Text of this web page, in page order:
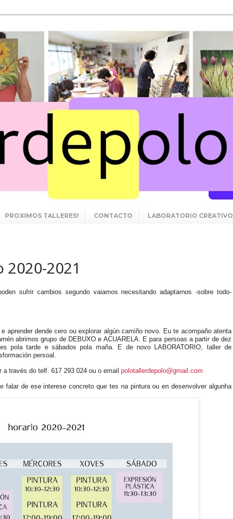
PROXIMOS TALLERES! CONTACTO LABORATORIO CREATIVO
2021
sufrir cambios segundo vaiamos necesitando adaptarnos -sobre todo-
aprender dende cero ou explorar algún camiño novo. Eu te acompaño atenta
abrimos grupo de DEBUXO e ACUARELA. E para persoas a partir de dez
pola tarde e sábados pola maña. E de novo LABORATORIO , taller de
persoal.
través do telf. 617 293 024 ou o email polotallerdepolo@gmail.com
falar de ese interese concreto que tes na pintura ou en desenvolver algunha